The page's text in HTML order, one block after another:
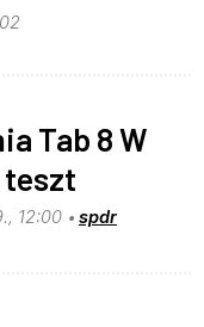
Tab 8 W
12:00 spdr